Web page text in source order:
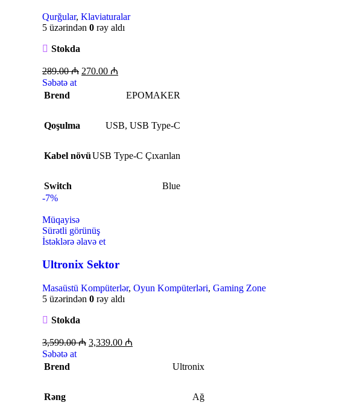
Qurğular, Klaviaturalar
5 üzərindən 0 rəy aldı
Stokda
289.00₼ 270.00 ₼
Səbətə at
Brend
EPOMAKER
Qoşulma USB, USB Type-C
Kabel növüUSB Type-C Çıxarılan
Switch
Blue
-7%
Müqayisə
Sürətli görünüş
İstəklərə əlavə et
Ultronix Sektor
Masaüstü Kompüterlər, Oyun Kompüterləri, Gaming Zone
5 üzərindən 0 rəy aldı
Stokda
3,599.00₼ 3,339.00 ₼
Səbətə at
Brend
Ultronix
Rəng Ağ